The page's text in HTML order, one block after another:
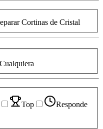
Cortinas de Cristal
Cualquiera
Top
Responde